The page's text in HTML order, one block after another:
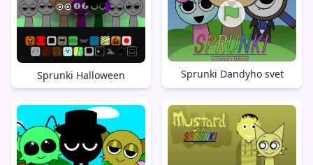
Sprunki Halloween Sprunki Dandyho svet